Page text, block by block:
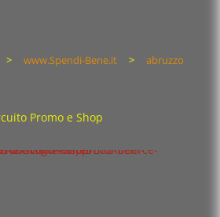
> www.Spendi-Bene.it > abruzzo
Promo e Shop